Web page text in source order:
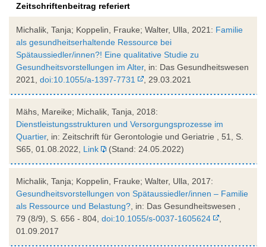
Zeitschriftenbeitrag referiert
Michalik, Tanja; Koppelin, Frauke; Walter, Ulla, 2021: Familie
als gesundheitserhaltende Ressource bei
Spätaussiedler/innen?! Eine qualitative Studie zu
Gesundheitsvorstellungen im Alter, in: Das Gesundheitswesen
2021, doi:10.1055/a-1397-7731 , 29.03.2021
Mähs, Mareike; Michalik, Tanja, 2018:
Dienstleistungsstrukturen und Versorgungsprozesse im
Quartier, in: Zeitschrift für Gerontologie und Geriatrie , 51, S.
S65, 01.08.2022, Link (Stand: 24.05.2022)
Michalik, Tanja; Koppelin, Frauke; Walter, Ulla, 2017:
Gesundheitsvorstellungen von Spätaussiedler/innen – Familie
als Ressource und Belastung? , in: Das Gesundheitswesen ,
79 (8/9), S. 656 - 804, doi:10.1055/s-0037-1605624
01.09.2017